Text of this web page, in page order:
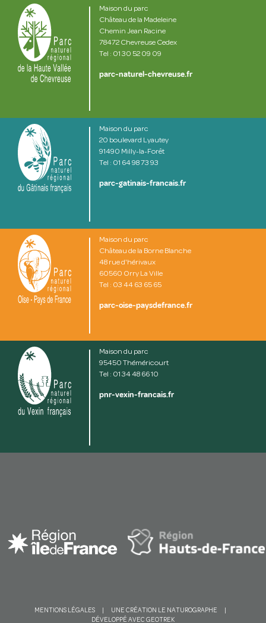
Maison du parc
Château de la Madeleine
Chemin Jean Racine
78472 Chevreuse Cedex
Tel : 01 30 52 09 09
parc-naturel-chevreuse.fr
Maison du parc
20 boulevard Lyautey
91490 Milly-la-Forêt
Tel : 01 64 98 73 93
parc-gatinais-francais.fr
Maison du parc
Château de la Borne Blanche
48 rue d'hérivaux
60560 Orry La Ville
Tel : 03 44 63 65 65
parc-oise-paysdefrance.fr
Maison du parc
95450 Théméricourt
Tel : 01 34 48 66 10
pnr-vexin-francais.fr
MENTIONS LÉGALES UNE CRÉATION LE NATUROGRAPHE
DÉVELOPPÉ AVEC GEOTREK